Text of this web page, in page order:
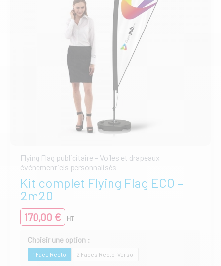
Flying Flag publicitaire – Voiles et drapeaux
événementiels personnalisés
Kit complet Flying Flag ECO –
2m20
170,00 € HT
1 Face Recto 2 Faces Recto-Verso